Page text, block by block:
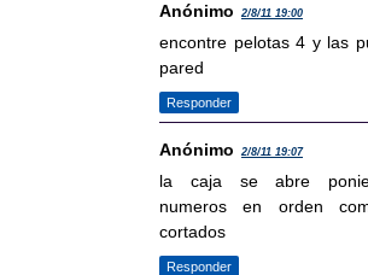
Anónimo 2/8/11 19:00
encontre pelotas 4 y las
pared
Responder
Anónimo 2/8/11 19:07
la caja se abre
numeros en orden
cortados
Responder